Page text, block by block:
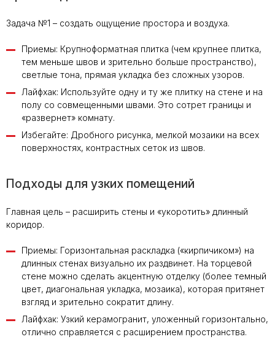
Задача №1 – создать ощущение простора и воздуха.
Приемы: Крупноформатная плитка (чем крупнее плитка,
тем меньше швов и зрительно больше пространство),
светлые тона, прямая укладка без сложных узоров.
Лайфхак: Используйте одну и ту же плитку на стене и на
полу со совмещенными швами. Это сотрет границы и
«развернет» комнату.
Избегайте: Дробного рисунка, мелкой мозаики на всех
поверхностях, контрастных сеток из швов.
Подходы для узких помещений
Главная цель – расширить стены и «укоротить» длинный
коридор.
Приемы: Горизонтальная раскладка («кирпичиком») на
длинных стенах визуально их раздвинет. На торцевой
стене можно сделать акцентную отделку (более темный
цвет, диагональная укладка, мозаика), которая притянет
взгляд и зрительно сократит длину.
Лайфхак: Узкий керамогранит, уложенный горизонтально,
отлично справляется с расширением пространства.